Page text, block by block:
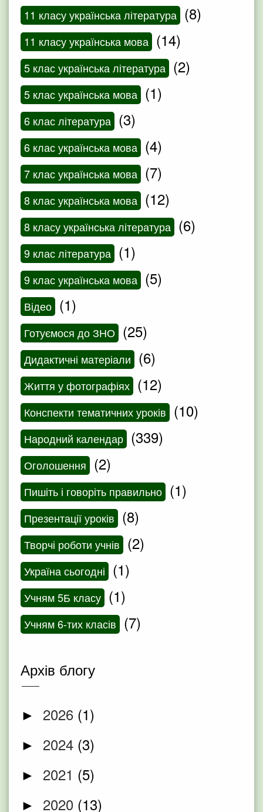
11 класу українська література (8)
11 класу українська мова (14)
5 клас українська література (2)
5 клас українська мова (1)
6 клас література (3)
6 клас українська мова (4)
7 клас українська мова (7)
8 клас українська мова (12)
8 класу українська література (6)
9 клас література (1)
9 клас українська мова (5)
Відео (1)
Готуємося до ЗНО (25)
Дидактичні матеріали (6)
Життя у фотографіях (12)
Конспекти тематичних уроків (10)
Народний календар (339)
Оголошення (2)
Пишіть і говоріть правильно (1)
Презентації уроків (8)
Творчі роботи учнів (2)
Україна сьогодні (1)
Учням 5Б класу (1)
Учням 6-тих класів (7)
Архів блогу
► 2026 (1)
► 2024 (3)
► 2021 (5)
► 2020 (13)